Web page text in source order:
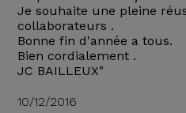
Je souhaite une pleine
collaborateurs .
Bonne fin d'année a tous.
Bien cordialement .
JC BAILLEUX"
10/12/2016